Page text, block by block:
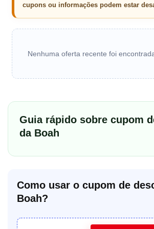
cupons ou informações podem estar
Nenhuma oferta recente foi
Guia rápido sobre cupom
da Boah
Como usar o cupom de
Boah?